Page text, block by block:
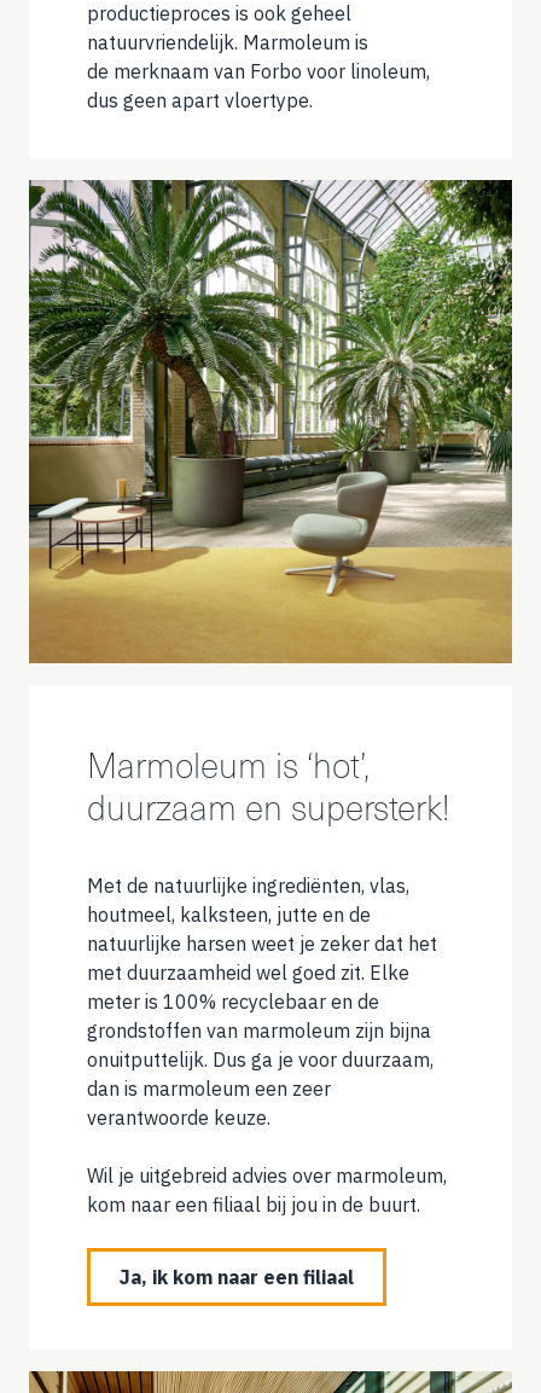
productieproces is ook geheel
natuurvriendelijk. Marmoleum is
de merknaam van Forbo voor linoleum,
dus geen apart vloertype.
Marmoleum is ‘hot’,
duurzaam en supersterk!
Met de natuurlijke ingrediënten, vlas,
houtmeel, kalksteen, jutte en de
natuurlijke harsen weet je zeker dat het
met duurzaamheid wel goed zit. Elke
meter is 100% recyclebaar en de
grondstoffen van marmoleum zijn bijna
onuitputtelijk. Dus ga je voor duurzaam,
dan is marmoleum een zeer
verantwoorde keuze.
Wil je uitgebreid advies over marmoleum,
kom naar een filiaal bij jou in de buurt.
Ja, ik kom naar een filiaal